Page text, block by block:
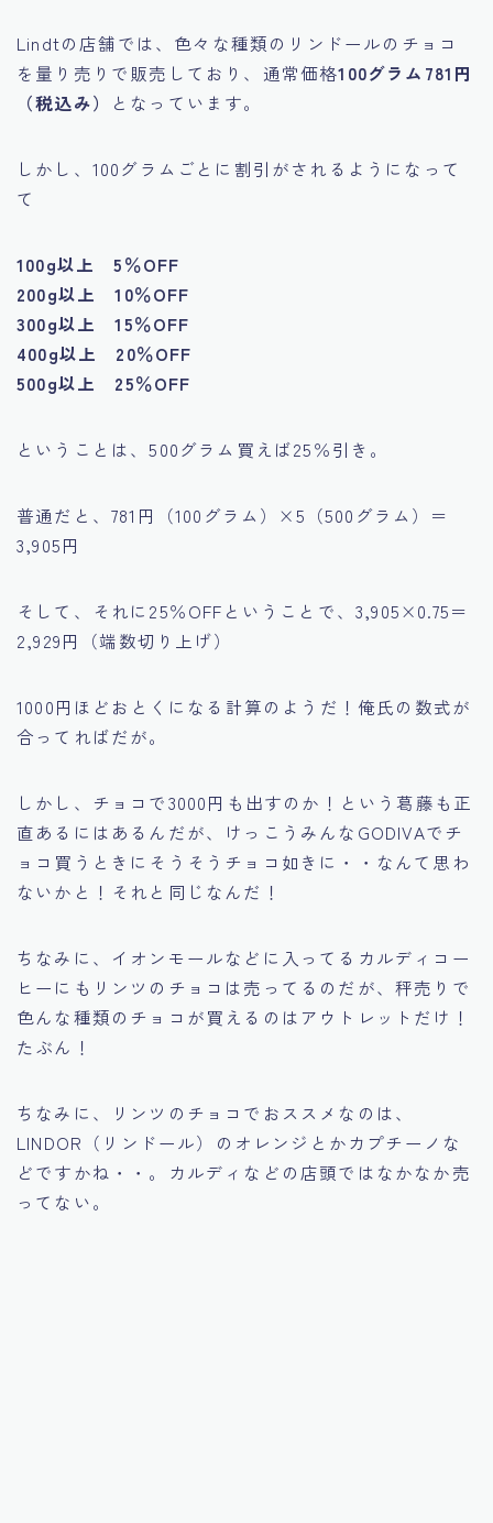
Lindtの店舗では、色々な種類のリンドールのチョコ
を量り売りで販売しており、通常価格100グラム781円
（税込み）
となっています。
しかし、100グラムごとに割引がされるようになって
て
100g以上 5％OFF
200g以上 10％OFF
300g以上 15％OFF
400g以上 20％OFF
500g以上 25％OFF
ということは、500グラム買えば25％引き。
普通だと、781円（100グラム）×5（500グラム）＝
3,905円
そして、それに25％OFFということで、3,905×0.75＝
2,929円（端数切り上げ）
1000円ほどおとくになる計算のようだ！俺氏の数式が
合ってればだが。
しかし、チョコで3000円も出すのか！という葛藤も正
直あるにはあるんだが、けっこうみんなGODIVAでチ
ョコ買うときにそうそうチョコ如きに・・なんて思わ
ないかと！それと同じなんだ！
ちなみに、イオンモールなどに入ってるカルディコー
ヒーにもリンツのチョコは売ってるのだが、秤売りで
色んな種類のチョコが買えるのはアウトレットだけ！
たぶん！
ちなみに、リンツのチョコでおススメなのは、
LINDOR（リンドール）のオレンジとかカプチーノな
どですかね・・。カルディなどの店頭ではなかなか売
ってない。